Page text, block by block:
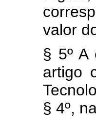
valor
§ 5º A
artigo
§ 4º,